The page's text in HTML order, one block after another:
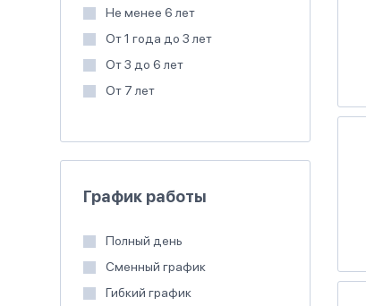
Не менее 6 лет
От 1 года до 3 лет
От 3 до 6 лет
От 7 лет
График работы
Полный день
Сменный график
Гибкий график